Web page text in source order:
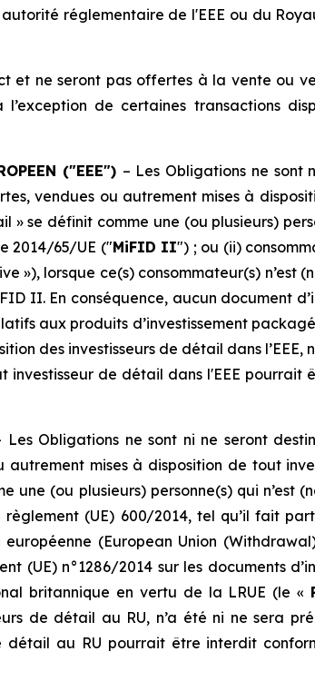
réglementaire de l'EEE ou du
et ne seront pas offertes à la vente ou
de certaines transactions
("EEE") – Les Obligations ne sont
vendues ou autrement mises à
» se définit comme une (ou plusieurs)
2014/65/UE ("MiFID II") ; ou (ii)
»), lorsque ce(s) consommateur(s) n’est
II. En conséquence, aucun document
aux produits d’investissement
des investisseurs de détail dans l’EEE,
de détail dans l'EEE pourrait
Obligations ne sont ni ne seront
mises à disposition de tout
(ou plusieurs) personne(s) qui n’est
(UE) 600/2014, tel qu’il fait
(European Union
(UE) n°1286/2014 sur les documents
britannique en vertu de la LRUE (le «
de détail au RU, n’a été ni ne sera
détail au RU pourrait être interdit